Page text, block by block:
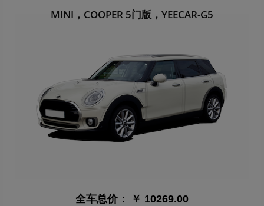
MINI，COOPER 5门版，YEECAR-G5
全车总价： ￥ 10269.00